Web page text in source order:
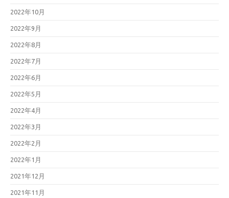
2022年10月
2022年9月
2022年8月
2022年7月
2022年6月
2022年5月
2022年4月
2022年3月
2022年2月
2022年1月
2021年12月
2021年11月